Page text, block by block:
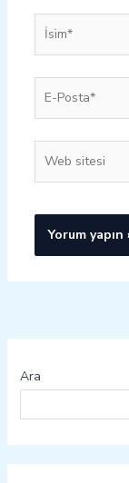
İsim*
Posta*
sitesi
Ara